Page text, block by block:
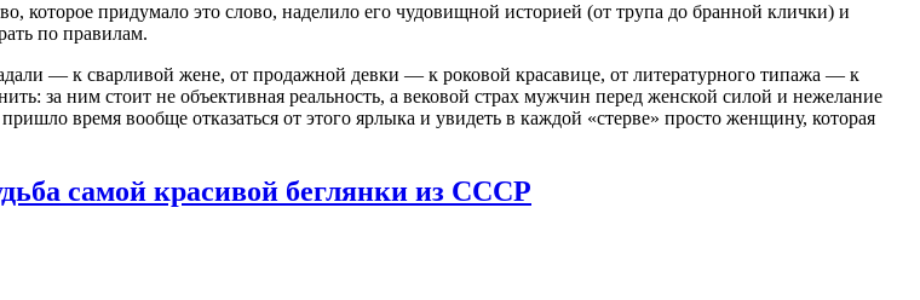
которое придумало это слово, наделило его чудовищной историей (от трупа до бранной клички) и
по правилам.
— к сварливой жене, от продажной девки — к роковой красавице, от литературного типажа — к
за ним стоит не объективная реальность, а вековой страх мужчин перед женской силой и нежелание
время вообще отказаться от этого ярлыка и увидеть в каждой «стерве» просто женщину, которая
самой красивой беглянки из СССР